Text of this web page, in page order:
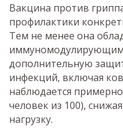
Вакцина против
профилактики
Тем не менее она
дополнительную
инфекций, включая
наблюдается
человек из 100),
нагрузку.